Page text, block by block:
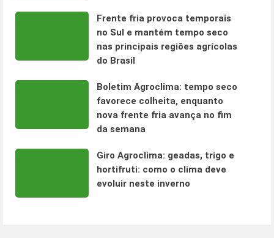
Frente fria provoca temporais
no Sul e mantém tempo seco
nas principais regiões agrícolas
do Brasil
Boletim Agroclima: tempo seco
favorece colheita, enquanto
nova frente fria avança no fim
da semana
Giro Agroclima: geadas, trigo e
hortifruti: como o clima deve
evoluir neste inverno